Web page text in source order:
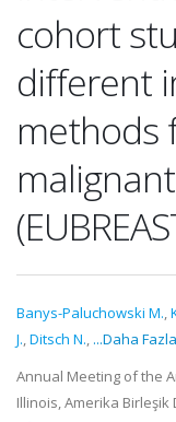
cohort
different
methods
Banys-Paluchowski M.,
J.,Ditsch N., ...Daha Fazla
Annual Meeting of the
Illinois, Amerika Birleşik